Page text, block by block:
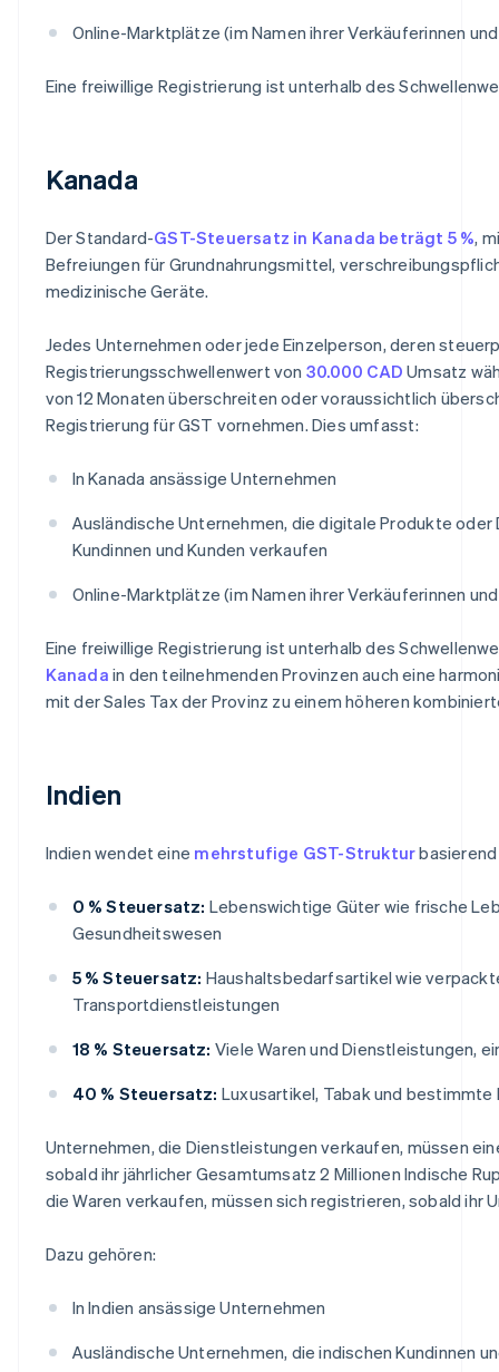
Online-Marktplätze (im Namen ihrer Verkäuferinnen
Eine freiwillige Registrierung ist unterhalb des
Kanada
Der Standard-GST-Steuersatz in Kanada beträgt 5 %,
Befreiungen für Grundnahrungsmittel,
medizinische Geräte.
Jedes Unternehmen oder jede Einzelperson, deren
Registrierungsschwellenwert von 30.000 CAD Umsatz
von 12 Monaten überschreiten oder voraussichtlich
Registrierung für GST vornehmen. Dies umfasst:
In Kanada ansässige Unternehmen
Ausländische Unternehmen, die digitale Produkte
Kundinnen und Kunden verkaufen
Online-Marktplätze (im Namen ihrer Verkäuferinnen
Eine freiwillige Registrierung ist unterhalb des
Kanada in den teilnehmenden Provinzen auch eine
mit der Sales Tax der Provinz zu einem höheren
Indien
Indien wendet eine mehrstufige GST-Struktur
0 % Steuersatz: Lebenswichtige Güter wie frische
Gesundheitswesen
5 % Steuersatz: Haushaltsbedarfsartikel wie
Transportdienstleistungen
18 % Steuersatz: Viele Waren und Dienstleistungen,
40 % Steuersatz: Luxusartikel, Tabak und
Unternehmen, die Dienstleistungen verkaufen, müssen
sobald ihr jährlicher Gesamtumsatz 2 Millionen Indische
die Waren verkaufen, müssen sich registrieren, sobald ihr
Dazu gehören:
In Indien ansässige Unternehmen
Ausländische Unternehmen, die indischen Kundinnen